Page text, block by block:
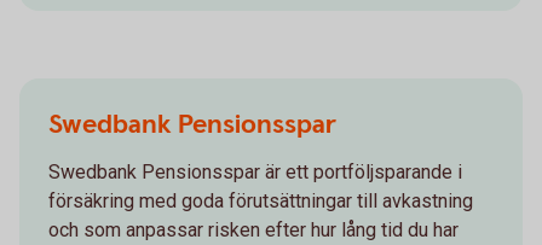
Swedbank Pensionsspar
Swedbank Pensionsspar är ett portföljsparande i
försäkring med goda förutsättningar till avkastning
och som anpassar risken efter hur lång tid du har